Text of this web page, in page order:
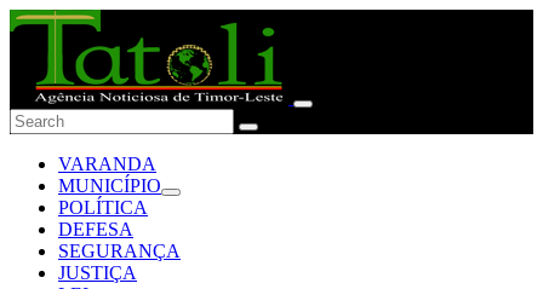
VARANDA
MUNICÍPIO
POLÍTICA
DEFESA
SEGURANÇA
JUSTIÇA